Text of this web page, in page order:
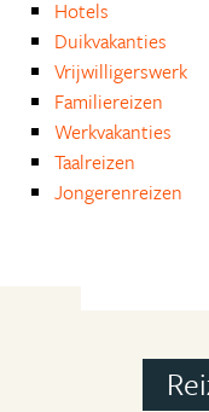
Hotels
Duikvakanties
Vrijwilligerswerk
Familiereizen
Werkvakanties
Taalreizen
Jongerenreizen